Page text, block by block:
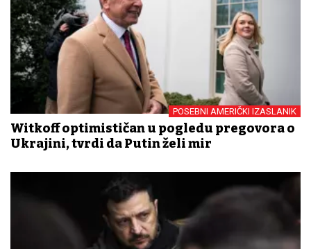
POSEBNI AMERIČKI IZASLANIK
Witkoff optimističan u pogledu pregovora o
Ukrajini, tvrdi da Putin želi mir